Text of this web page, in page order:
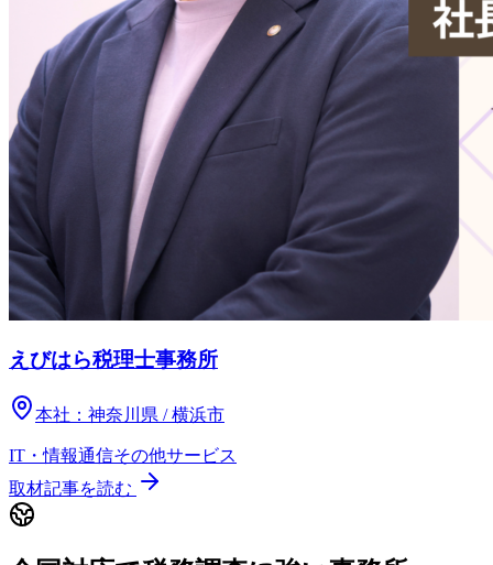
えびはら税理士事務所
本社： 神奈川県 / 横浜市
IT・情報通信その他サービス
取材記事を読む